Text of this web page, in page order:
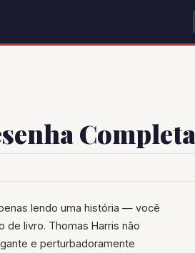
Completa
lendo uma história — você
livro. Thomas Harris não
e perturbadoramente